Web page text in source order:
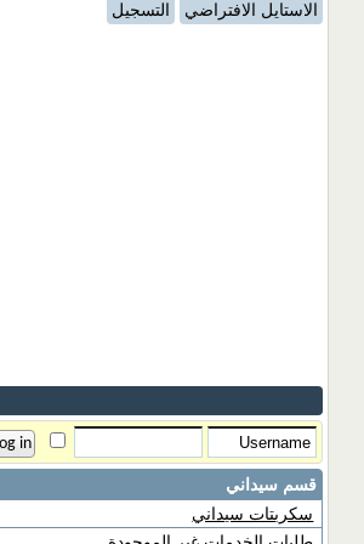
الاستايل الافتراضي
التسجيل
قسم سيداني
سكربتات سيداني